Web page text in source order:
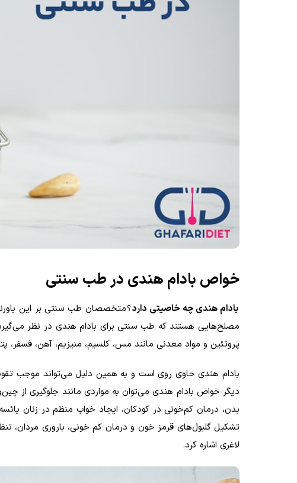
خواص بادام هندی در طب سنتی
بادام هندی چه خاصیتی دارد؟ متخصصان طب سنتی بر این
مصلح‌هایی هستند که طب سنتی برای بادام هندی در نظر
پروتئین و مواد معدنی مانند مس، کلسیم، منیزیم، ‌آهن، فسفر،
بادام هندی حاوی روی است و به همین دلیل می‌تواند موجب
دیگر خواص بادام هندی می‌توان به مواردی مانند جلوگیری از
بدن، درمان کم‌خونی در کودکان، ایجاد خواب منظم در زنان
تشکیل گلبول‌های قرمز خون و درمان کم خونی، باروری مردان،
لاغری اشاره کرد.